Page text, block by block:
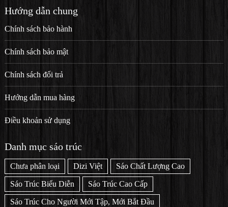
Hướng dẫn chung
Chính sách bảo hành
Chính sách bảo mật
Chính sách đổi trả
Hướng dẫn mua hàng
Điều khoản sử dụng
Danh mục sáo trúc
Chưa phân loại Dizi Việt Sáo Chất Lượng Cao
Sáo Trúc Biểu Diễn Sáo Trúc Cao Cấp
Sáo Trúc Cho Người Mới Tập, Mới Bắt Đầu